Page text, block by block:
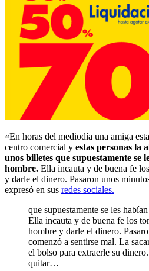
«En horas del mediodía una amiga
centro comercial y estas personas la
unos billetes que supuestamente se
hombre. Ella incauta y de buena fe
y darle el dinero. Pasaron unos
expresó en sus redes sociales.
que supuestamente se les
Ella incauta y de buena fe los
hombre y darle el dinero.
comenzó a sentirse mal. La
el bolso para extraerle su
quitar…